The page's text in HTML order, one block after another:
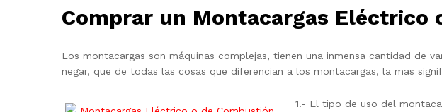
Comprar un Montacargas Eléctrico
Los montacargas son máquinas complejas, tienen una inmensa cantidad de
negar, que de todas las cosas que diferencian a los montacargas, la mas
1.- El tipo de uso del